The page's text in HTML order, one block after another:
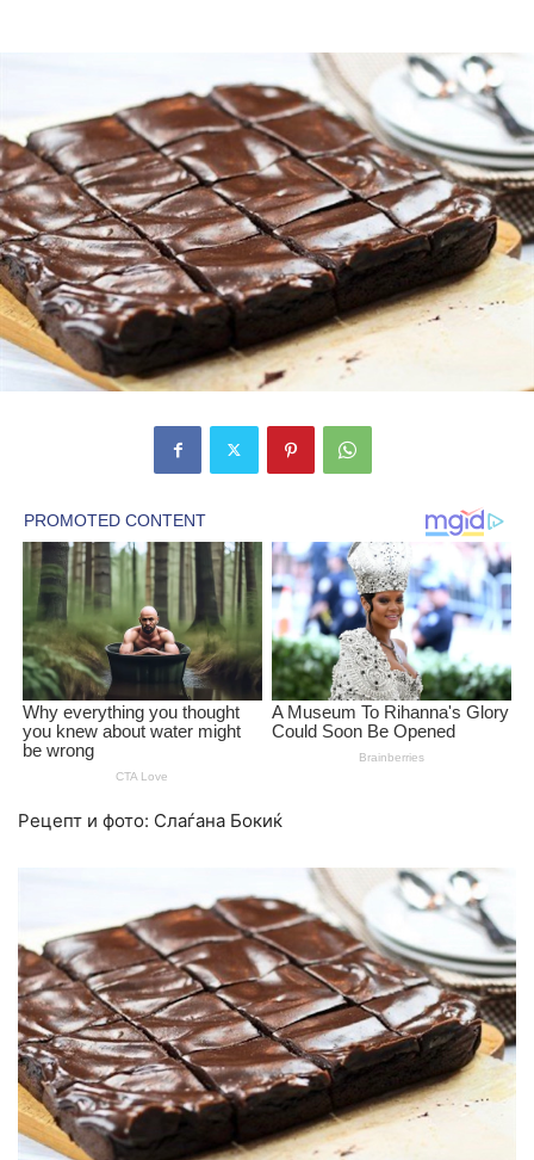
Рецепт и фото: Слаѓана Бокиќ